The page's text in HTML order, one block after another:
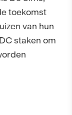
toekomst
van hun
staken om